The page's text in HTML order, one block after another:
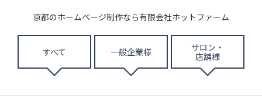
京都のホームページ制作なら有限会社ホットファーム
すべて 一般企業様
サロン・
店舗様